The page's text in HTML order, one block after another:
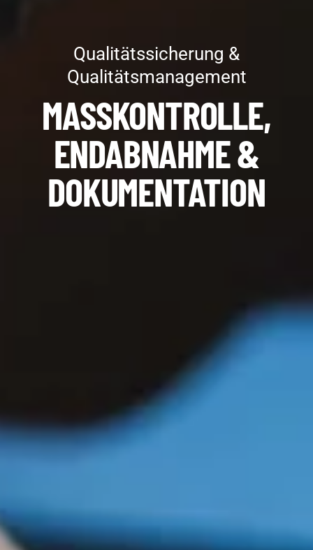
Qualitätssicherung &
Qualitätsmanagement
MASSKONTROLLE, E
NDABNAHME &
DOKUMENTATION